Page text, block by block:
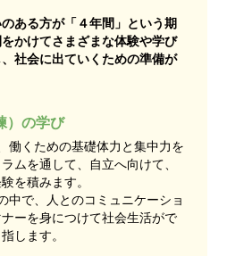
ある方が「４年間」という期
かけてさまざまな体験や学び
社会に出ていくための準備が
）の学び
働くための基礎体力と集中力を
ムを通して、自立へ向けて、
を積みます。
中で、人とのコミュニケーショ
ーを身につけて社会生活がで
します。